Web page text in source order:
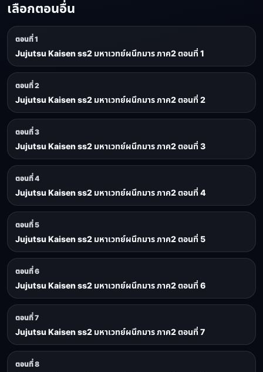
เลือกตอนอื่น
ตอนที่ 1
Jujutsu Kaisen ss2 มหาเวทย์ผนึกมาร ภาค2 ตอนที่ 1
ตอนที่ 2
Jujutsu Kaisen ss2 มหาเวทย์ผนึกมาร ภาค2 ตอนที่ 2
ตอนที่ 3
Jujutsu Kaisen ss2 มหาเวทย์ผนึกมาร ภาค2 ตอนที่ 3
ตอนที่ 4
Jujutsu Kaisen ss2 มหาเวทย์ผนึกมาร ภาค2 ตอนที่ 4
ตอนที่ 5
Jujutsu Kaisen ss2 มหาเวทย์ผนึกมาร ภาค2 ตอนที่ 5
ตอนที่ 6
Jujutsu Kaisen ss2 มหาเวทย์ผนึกมาร ภาค2 ตอนที่ 6
ตอนที่ 7
Jujutsu Kaisen ss2 มหาเวทย์ผนึกมาร ภาค2 ตอนที่ 7
ตอนที่ 8